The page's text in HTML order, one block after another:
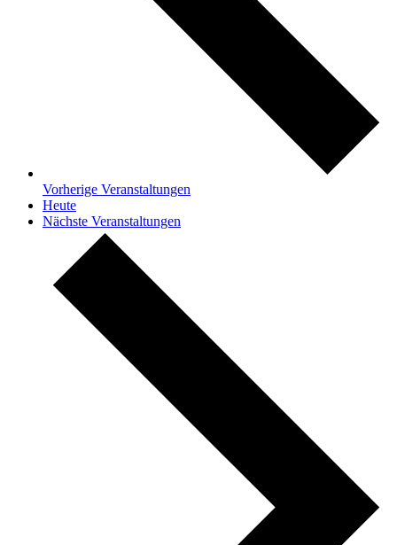
Vorherige Veranstaltungen
Heute
Nächste Veranstaltungen